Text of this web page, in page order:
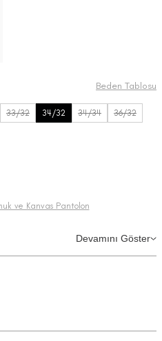
Beden Tablosu
33/32 34/32 34/34
36/32
ve Kanvas Pantolon
Devamını Göster